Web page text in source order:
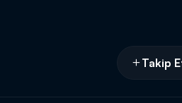
Takip